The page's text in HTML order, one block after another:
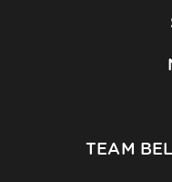
TEAM